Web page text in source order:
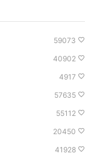
59073
40902
4917
57635
55112
20450
41928